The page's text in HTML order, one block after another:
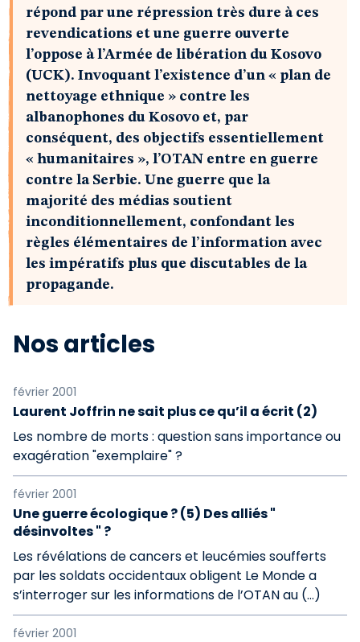
répond par une répression très dure à ces
revendications et une guerre ouverte
l’oppose à l’Armée de libération du Kosovo
(UCK). Invoquant l’existence d’un « plan de
nettoyage ethnique » contre les
albanophones du Kosovo et, par
conséquent, des objectifs essentiellement
« humanitaires », l’OTAN entre en guerre
contre la Serbie. Une guerre que la
majorité des médias soutient
inconditionnellement, confondant les
règles élémentaires de l’information avec
les impératifs plus que discutables de la
propagande.
Nos articles
février 2001
Laurent Joffrin ne sait plus ce qu’il a écrit (2)
Les nombre de morts : question sans importance ou
exagération "exemplaire" ?
février 2001
Une guerre écologique ? (5) Des alliés "
désinvoltes " ?
Les révélations de cancers et leucémies soufferts
par les soldats occidentaux obligent Le Monde a
s’interroger sur les informations de l’OTAN au (…)
février 2001